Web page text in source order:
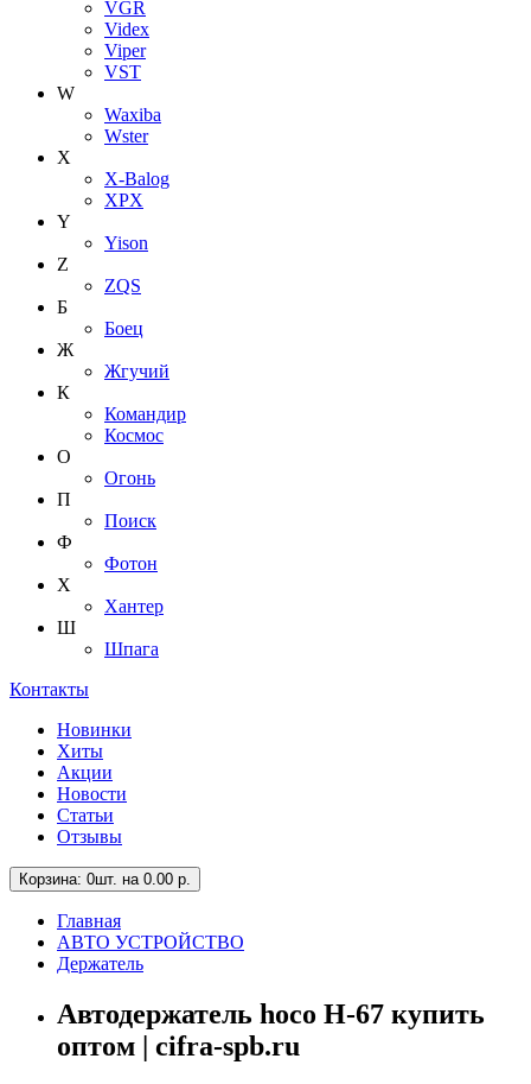
VGR
Videx
Viper
VST
W
Waxiba
Wster
X
X-Balog
XPX
Y
Yison
Z
ZQS
Б
Боец
Ж
Жгучий
К
Командир
Космос
О
Огонь
П
Поиск
Ф
Фотон
Х
Хантер
Ш
Шпага
Контакты
Новинки
Хиты
Акции
Новости
Статьи
Отзывы
Корзина: 0шт. на 0.00 р.
Главная
АВТО УСТРОЙСТВО
Держатель
Автодержатель hoco H-67 купить
оптом | cifra-spb.ru